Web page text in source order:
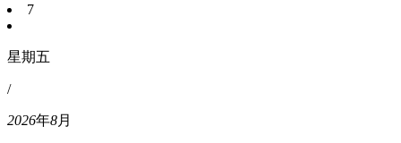
7
星期五
/
2026年8月